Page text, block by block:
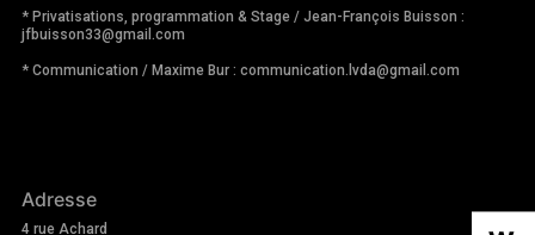
* Privatisations, programmation & Stage / Jean-François Buisson :
jfbuisson33@gmail.com
* Communication / Maxime Bur : communication.lvda@gmail.com
Adresse
4 rue Achard